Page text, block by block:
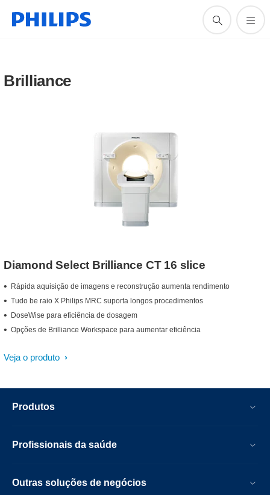
Brilliance
Diamond Select Brilliance CT 16 slice
Rápida aquisição de imagens e reconstrução aumenta rendimento
Tudo be raio X Philips MRC suporta longos procedimentos
DoseWise para eficiência de dosagem
Opções de Brilliance Workspace para aumentar eficiência
Veja o produto
Produtos
Profissionais da saúde
Outras soluções de negócios